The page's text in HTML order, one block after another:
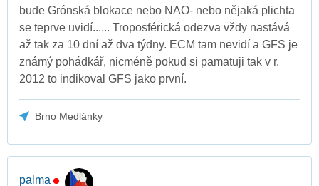
bude Grónská blokace nebo NAO- nebo nějaká plichta
se teprve uvidí...... Troposférická odezva vždy nastává
až tak za 10 dní až dva týdny. ECM tam nevidí a GFS je
známý pohádkář, nicméně pokud si pamatuji tak v r.
2012 to indikoval GFS jako první.
Brno Medlánky
palma